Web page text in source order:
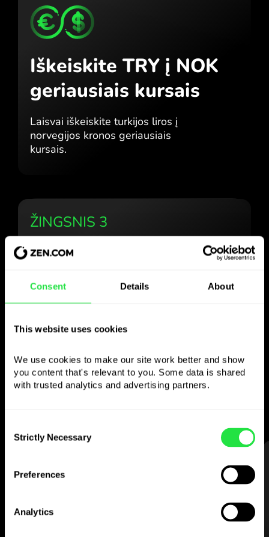
Consent Details About
This website uses cookies
We use cookies to make our site work better and show
you content that's relevant to you. Some data is shared
with trusted analytics and advertising partners.
Selection
Strictly Necessary
Preferences
Analytics
Iškeiskite TRY į NOK
geriausiais kursais
Laisvai iškeiskite turkijos liros į
norvegijos kronos geriausiais
kursais.
ŽINGSNIS 3
Naudokite pasirinktą
valiutą
Siųskite pinigus į užsienį,
nuimkite iš bankomatų be
— paprasta ir be streso.